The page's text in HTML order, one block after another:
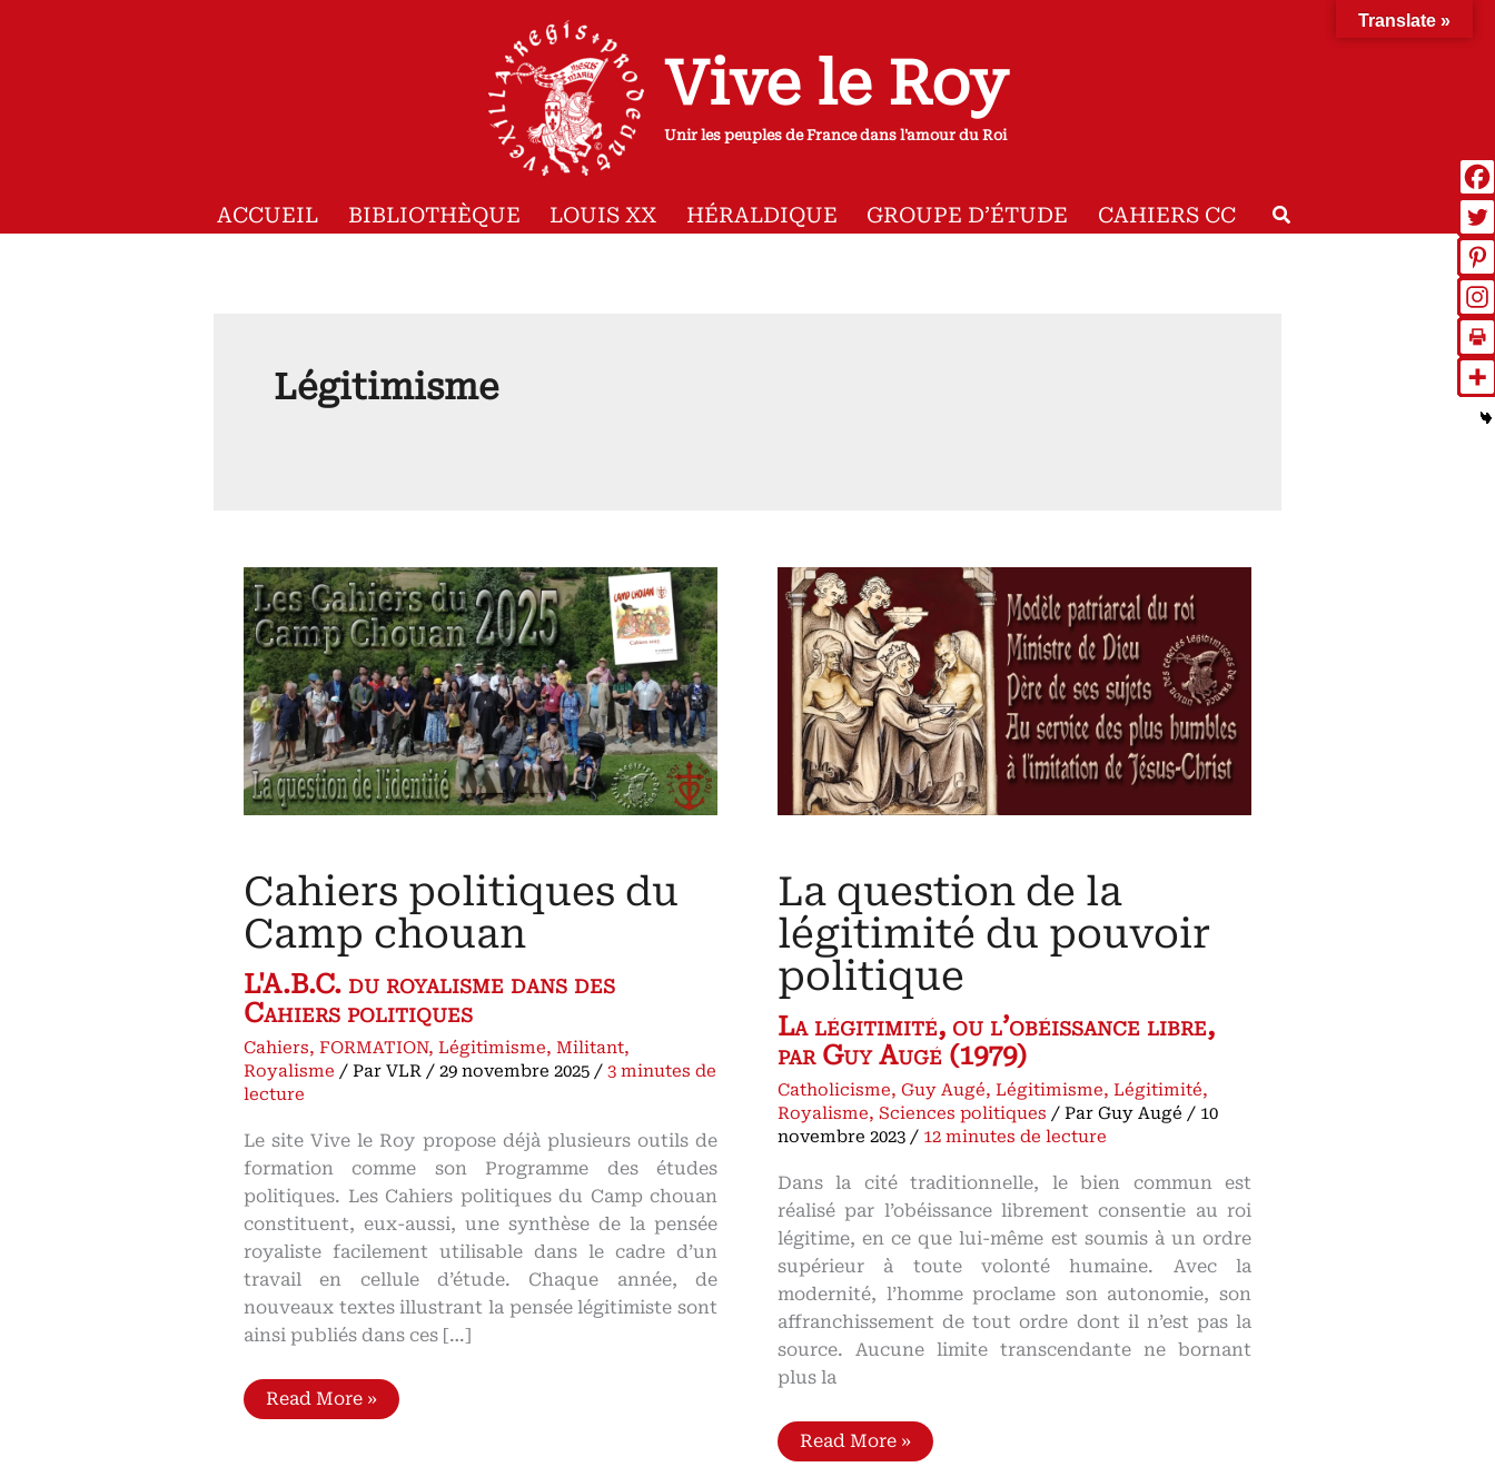
Vive le Roy
Unir les peuples de France dans l'amour du Roi
ACCUEIL BIBLIOTHÈQUE LOUIS XX HÉRALDIQUE GROUPE D’ÉTUDE CAHIERS CC Rechercher
Légitimisme
Cahiers politiques du
Camp chouan
L'A.B.C. du royalisme dans des
Cahiers politiques
Cahiers, FORMATION, Légitimisme, Militant,
Royalisme / Par VLR / 29 novembre 2025 / 3 minutes de
lecture
Le site Vive le Roy propose déjà plusieurs outils de
formation comme son Programme des études
politiques. Les Cahiers politiques du Camp chouan
constituent, eux-aussi, une synthèse de la pensée
royaliste facilement utilisable dans le cadre d’un
travail en cellule d’étude. Chaque année, de
nouveaux textes illustrant la pensée légitimiste sont
ainsi publiés dans ces […]
Cahiers
politiques
Read More »
La question de la
légitimité du pouvoir
politique
La légitimité, ou l’obéissance libre,
par Guy Augé (1979)
Catholicisme, Guy Augé, Légitimisme, Légitimité,
Royalisme, Sciences politiques / Par Guy Augé / 10
novembre 2023 / 12 minutes de lecture
Dans la cité traditionnelle, le bien commun est
réalisé par l’obéissance librement consentie au roi
légitime, en ce que lui-même est soumis à un ordre
supérieur à toute volonté humaine. Avec la
modernité, l’homme proclame son autonomie, son
affranchissement de tout ordre dont il n’est pas la
source. Aucune limite transcendante ne bornant
plus la
La
question
Read More »
Translate »